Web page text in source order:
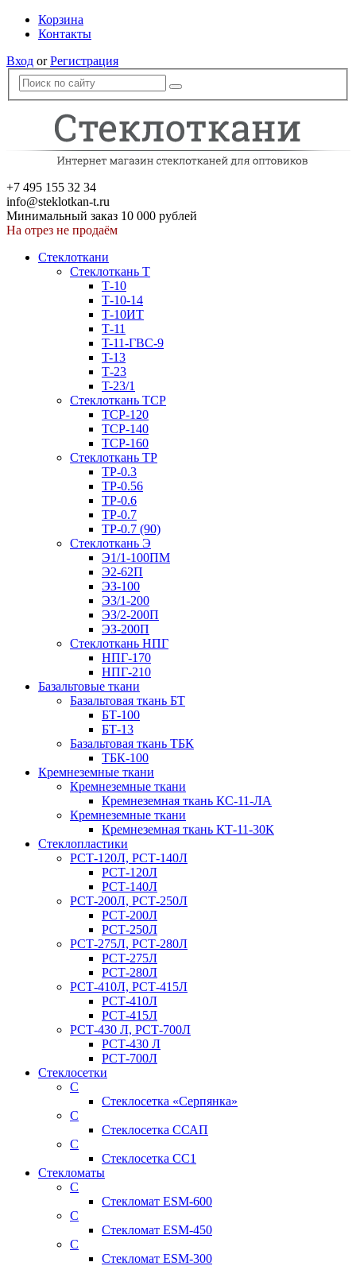
Корзина
Контакты
Вход orРегистрация
+7 495 155 32 34
info@steklotkan-t.ru
Минимальный заказ 10 000 рублей
На отрез не продаём
Стеклоткани
Стеклоткань Т
Т-10
Т-10-14
Т-10ИТ
Т-11
T-11-ГВС-9
T-13
Т-23
T-23/1
Стеклоткань ТСР
ТСР-120
ТСР-140
ТСР-160
Стеклоткань ТР
ТР-0.3
ТР-0.56
ТР-0.6
ТР-0.7
ТР-0.7 (90)
Стеклоткань Э
Э1/1-100ПМ
Э2-62П
ЭЗ-100
Э3/1-200
ЭЗ/2-200П
ЭЗ-200П
Стеклоткань НПГ
НПГ-170
НПГ-210
Базальтовые ткани
Базальтовая ткань БТ
БТ-100
БТ-13
Базальтовая ткань ТБК
ТБК-100
Кремнеземные ткани
Кремнеземные ткани
Кремнеземная ткань КС-11-ЛА
Кремнеземные ткани
Кремнеземная ткань КТ-11-30К
Стеклопластики
РСТ-120Л, РСТ-140Л
РСТ-120Л
РСТ-140Л
РСТ-200Л, РСТ-250Л
РСТ-200Л
РСТ-250Л
РСТ-275Л, РСТ-280Л
РСТ-275Л
РСТ-280Л
РСТ-410Л, РСТ-415Л
РСТ-410Л
РСТ-415Л
РСТ-430 Л, РСТ-700Л
РСТ-430 Л
РСТ-700Л
Стеклосетки
С
Стеклосетка «Серпянка»
С
Стеклосетка ССАП
С
Стеклосетка СС1
Стекломаты
С
Стекломат ESM-600
С
Стекломат ESM-450
С
Стекломат ESM-300